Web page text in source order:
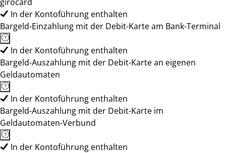
In der Kontoführung enthalten
Bargeld-Einzahlung mit der Debit-Karte am Bank-Terminal
In der Kontoführung enthalten
Bargeld-Auszahlung mit der Debit-Karte an eigenen
Geldautomaten
In der Kontoführung enthalten
Bargeld-Auszahlung mit der Debit-Karte im
Geldautomaten-Verbund
In der Kontoführung enthalten